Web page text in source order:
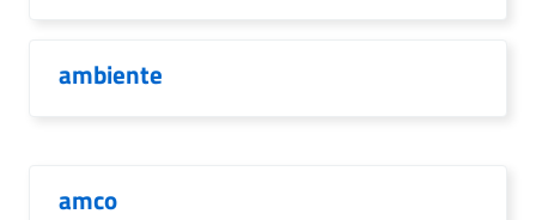
ambiente
amco